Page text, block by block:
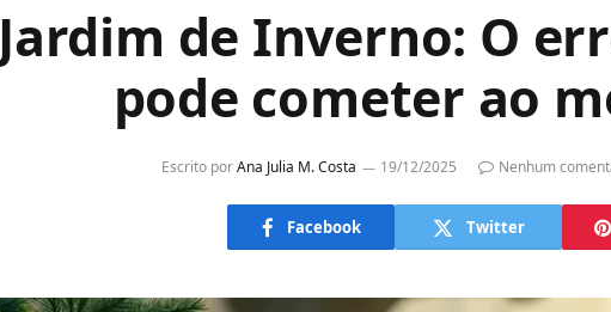
Jardim de Inverno: O
pode cometer ao
Escrito porAna Julia M. Costa 19/12/2025 Nenhum
Facebook Twitter